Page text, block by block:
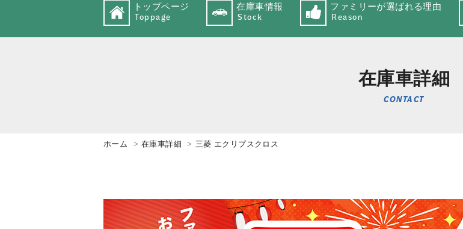
トップページ
Toppage
在庫車情報
Stock
ファミリーが選ばれる理由
Reason
在庫車詳細
CONTACT
ホーム 在庫車詳細 三菱 エクリプスクロス